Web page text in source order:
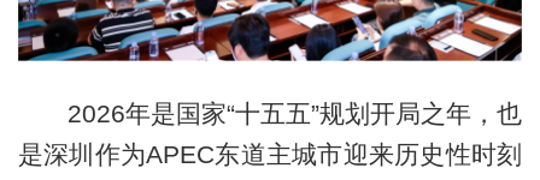
2026年是国家“十五五”规划开局之年，也
是深圳作为APEC东道主城市迎来历史性时刻